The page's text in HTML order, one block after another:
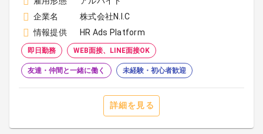
企業名
株式会社N.I.C
情報提供
HR Ads Platform
即日勤務 WEB面接、LINE面接OK
友達・仲間と一緒に働く 未経験・初心者歓迎
詳細を見る